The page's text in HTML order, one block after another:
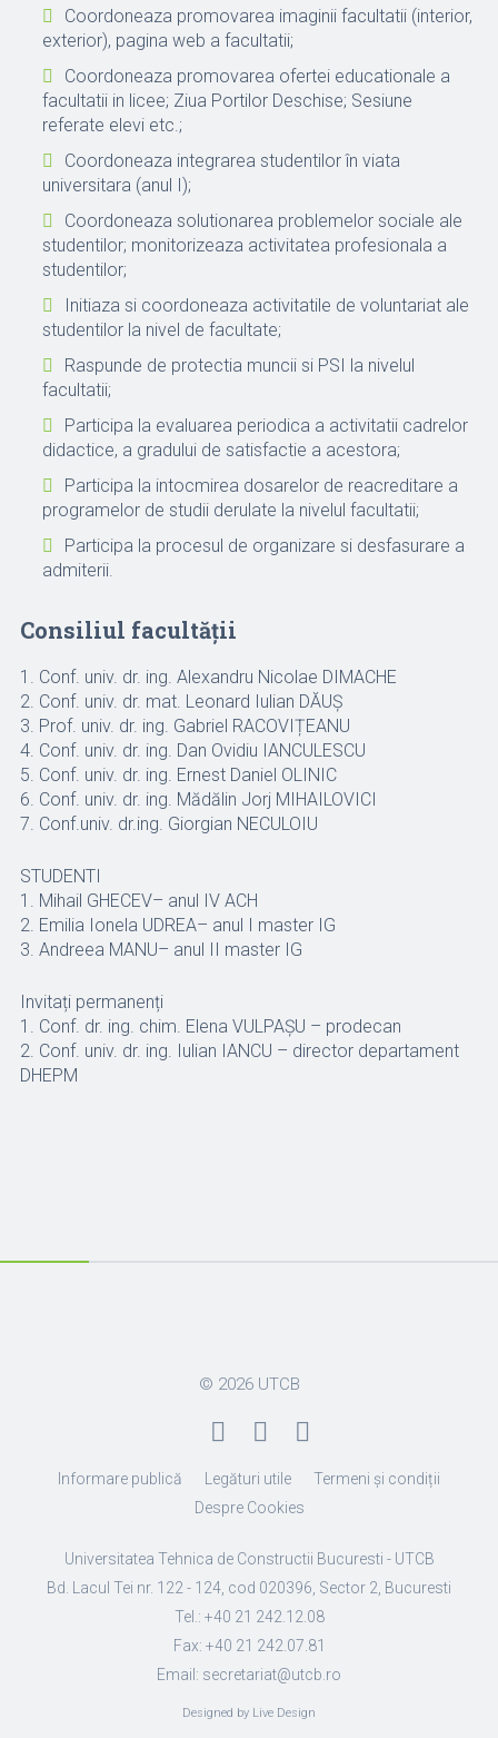
Coordoneaza promovarea imaginii facultatii (interior,
exterior), pagina web a facultatii;
Coordoneaza promovarea ofertei educationale a
facultatii in licee; Ziua Portilor Deschise; Sesiune
referate elevi etc.;
Coordoneaza integrarea studentilor în viata
universitara (anul I);
Coordoneaza solutionarea problemelor sociale ale
studentilor; monitorizeaza activitatea profesionala a
studentilor;
Initiaza si coordoneaza activitatile de voluntariat ale
studentilor la nivel de facultate;
Raspunde de protectia muncii si PSI la nivelul
facultatii;
Participa la evaluarea periodica a activitatii cadrelor
didactice, a gradului de satisfactie a acestora;
Participa la intocmirea dosarelor de reacreditare a
programelor de studii derulate la nivelul facultatii;
Participa la procesul de organizare si desfasurare a
admiterii.
Consiliul facultății
1. Conf. univ. dr. ing. Alexandru Nicolae DIMACHE
2. Conf. univ. dr. mat. Leonard Iulian DĂUȘ
3. Prof. univ. dr. ing. Gabriel RACOVIȚEANU
4. Conf. univ. dr. ing. Dan Ovidiu IANCULESCU
5. Conf. univ. dr. ing. Ernest Daniel OLINIC
6. Conf. univ. dr. ing. Mădălin Jorj MIHAILOVICI
7. Conf.univ. dr.ing. Giorgian NECULOIU
STUDENTI
1. Mihail GHECEV– anul IV ACH
2. Emilia Ionela UDREA– anul I master IG
3. Andreea MANU– anul II master IG
Invitați permanenți
1. Conf. dr. ing. chim. Elena VULPAȘU – prodecan
2. Conf. univ. dr. ing. Iulian IANCU – director departament
DHEPM
© 2026 UTCB
Informare publică Legături utile
Termeni și condiții
Despre Cookies
Universitatea Tehnica de Constructii Bucuresti - UTCB
Bd. Lacul Tei nr. 122 - 124, cod 020396, Sector 2, Bucuresti
Tel.: +40 21 242.12.08
Fax: +40 21 242.07.81
Email: secretariat@utcb.ro
Designed by Live Design